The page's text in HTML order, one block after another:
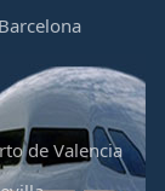
de Valencia